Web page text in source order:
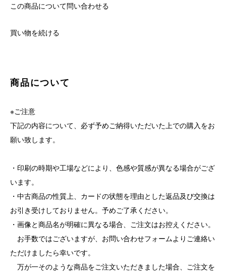
この商品について問い合わせる
買い物を続ける
商品について
※ご注意
下記の内容について、必ず予めご納得いただいた上での購入をお
願い致します。
・印刷の時期や工場などにより、色感や質感が異なる場合がござ
います。
・中古商品の性質上、カードの状態を理由とした返品及び交換は
お引き受けしておりません。予めご了承ください。
・画像と商品名が明確に異なる場合、ご注文はお控えください。
お手数ではございますが、お問い合わせフォームよりご連絡い
ただけましたら幸いです。
万が一そのような商品をご注文いただきました場合、ご注文を